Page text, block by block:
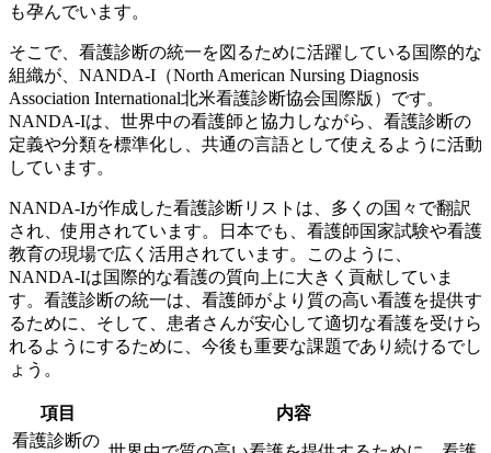
も孕んでいます。
そこで、看護診断の統一を図るために活躍している国際的な
組織が、NANDA-I（North American Nursing Diagnosis
Association International北米看護診断協会国際版）です。
NANDA-Iは、 世界中の看護師と協力しながら、看護診断の
定義や分類を標準化し、共通の言語として使えるように活動
しています。
NANDA-Iが作成した看護診断リストは、多くの国々で翻訳
され、使用されています。日本でも、看護師国家試験や看護
教育の現場で広く活用されています。このように、
NANDA-Iは国際的な看護の質向上に大きく貢献していま
す。看護診断の統一は、看護師がより質の高い看護を提供す
るために、そして、患者さんが安心して適切な看護を受けら
れるようにするために、今後も重要な課題であり続けるでし
ょう。
項目
内容
看護診断の